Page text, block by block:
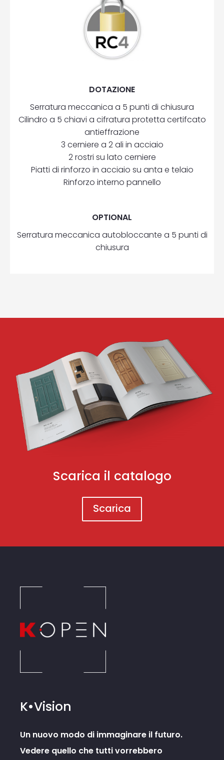
DOTAZIONE
Serratura meccanica a 5 punti di chiusura
Cilindro a 5 chiavi a cifratura protetta certifcato
antieffrazione
3 cerniere a 2 ali in acciaio
2 rostri su lato cerniere
Piatti di rinforzo in acciaio su anta e telaio
Rinforzo interno pannello
OPTIONAL
Serratura meccanica autobloccante a 5 punti di
chiusura
Scarica il catalogo
Scarica
K•Vision
Un nuovo modo di immaginare il futuro.
Vedere quello che tutti vorrebbero